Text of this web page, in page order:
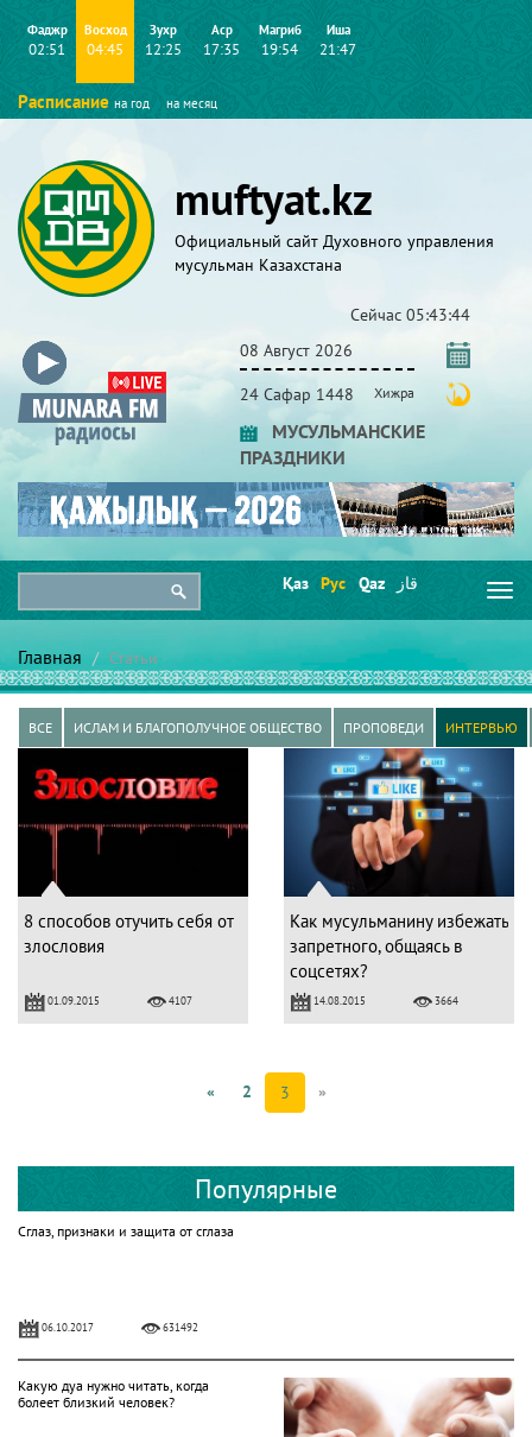
Фаджр
02:51
Восход
04:45
Зухр
12:25
Аср
17:35
Магриб
19:54
Иша
21:47
Расписание на год на месяц
muftyat.kz
Официальный сайт Духовного управления
мусульман Казахстана
Сейчас 05:43:45
08 Август 2026
24 Сафар 1448 Хижра
МУСУЛЬМАНСКИЕ
ПРАЗДНИКИ
Қаз Рус Qaz قاز
Главная Статьи
ВСЕ ИСЛАМ И БЛАГОПОЛУЧНОЕ ОБЩЕСТВО ПРОПОВЕДИ ИНТЕРВЬЮ
8 способов отучить себя от
злословия
01.09.2015 4107
Как мусульманину избежать
запретного, общаясь в
соцсетях?
14.08.2015 3664
« 2 3 »
Популярные
Сглаз, признаки и защита от сглаза
06.10.2017 631492
Какую дуа нужно читать, когда
болеет близкий человек?